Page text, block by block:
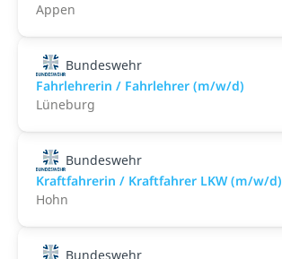
Appen
Bundeswehr
Fahrlehrerin / Fahrlehrer (m/w/d)
Lüneburg
Bundeswehr
Kraftfahrerin / Kraftfahrer LKW (m/w/d)
Hohn
Bundeswehr